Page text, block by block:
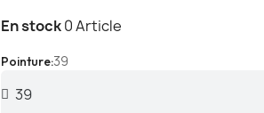
En stock0 Article
Pointure 39